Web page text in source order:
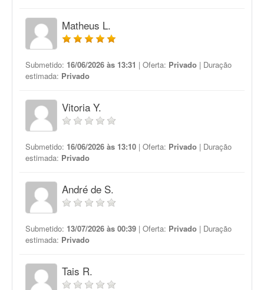
Matheus L.
Submetido: 16/06/2026 às 13:31 | Oferta: Privado | Duração
estimada: Privado
Vitoria Y.
Submetido: 16/06/2026 às 13:10 | Oferta: Privado | Duração
estimada: Privado
André de S.
Submetido: 13/07/2026 às 00:39 | Oferta: Privado | Duração
estimada: Privado
Tais R.